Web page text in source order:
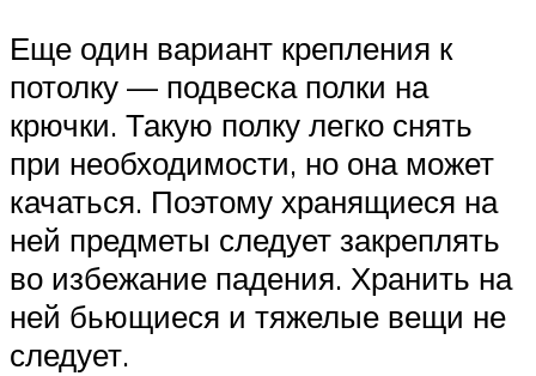
Еще один вариант крепления к
потолку — подвеска полки на
крючки. Такую полку легко снять
при необходимости, но она может
качаться. Поэтому хранящиеся на
ней предметы следует закреплять
во избежание падения. Хранить на
ней бьющиеся и тяжелые вещи не
следует.